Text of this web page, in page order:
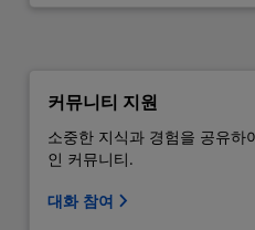
커뮤니티 지원
소중한 지식과 경험을 공유하
인 커뮤니티.
대화 참여